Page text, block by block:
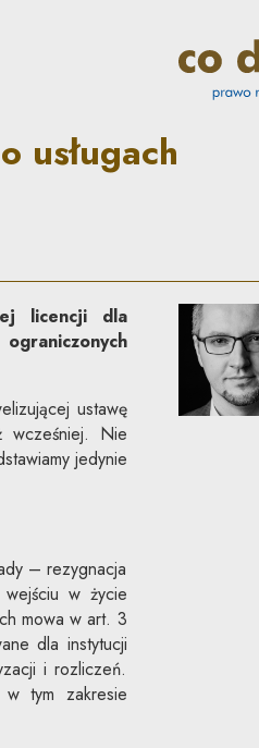
| Co do
usługach
licencji dla
ustawę
Nie
jedynie
– rezygnacja
w życie
mowa w art. 3
dla instytucji
i rozliczeń.
tym zakresie